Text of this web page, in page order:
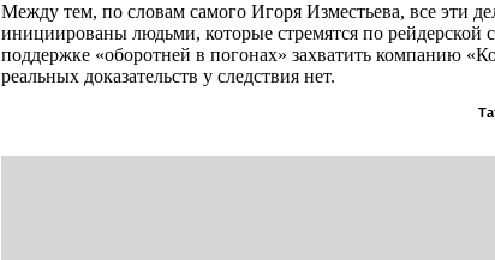
Между тем, по словам самого Игоря Изместьева, все эти
инициированы людьми, которые стремятся по рейдерской
поддержке «оборотней в погонах» захватить компанию
реальных доказательств у следствия нет.